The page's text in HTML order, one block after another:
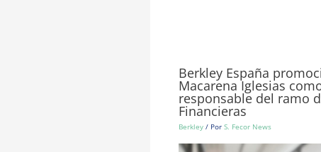
Berkley España
Macarena Iglesias
responsable del ramo
Financieras
Berkley / Por S. Fecor News